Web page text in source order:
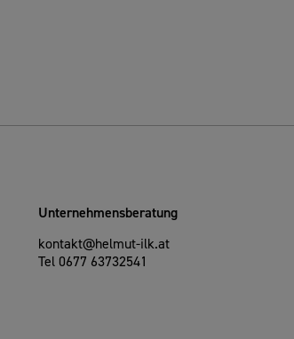
Unternehmensberatung
kontakt@helmut-ilk.at
Tel 0677 63732541